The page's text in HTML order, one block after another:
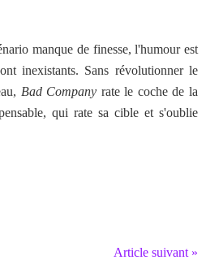
manque de finesse, l'humour est
inexistants. Sans révolutionner le
Bad Company rate le coche de la
qui rate sa cible et s'oublie
Article suivant »